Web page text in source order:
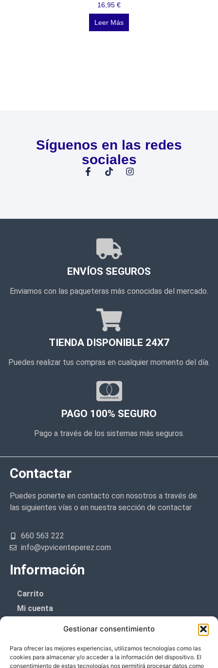
Gestionar consentimiento
Para ofrecer las mejores experiencias, utilizamos tecnologías como las
cookies para almacenar y/o acceder a la información del dispositivo. El
consentimiento de estas tecnologías nos permitirá procesar datos como
16,95 €
Leer Más
Síguenos en las redes
sociales
ENVÍOS SEGUROS
Enviamos con las paqueteras más conocidas del mercado.
TIENDA DISPONIBLE 24X7
Puedes realizar tus compras en cualquier momento del día.
PAGO 100% SEGURO
Pago a través de los sistemas más seguros.
Contactar
Puedes ponerte en contacto con nosotros a través de
las siguientes vías o en nuestra sección de contactar
660 563 222
info@vpvicenteperez.com
Información
Carrito
Mi cuenta
Política de cookies (UE)